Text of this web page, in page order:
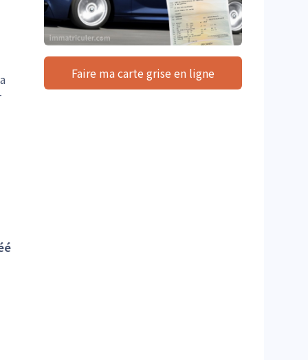
Faire ma carte grise en ligne